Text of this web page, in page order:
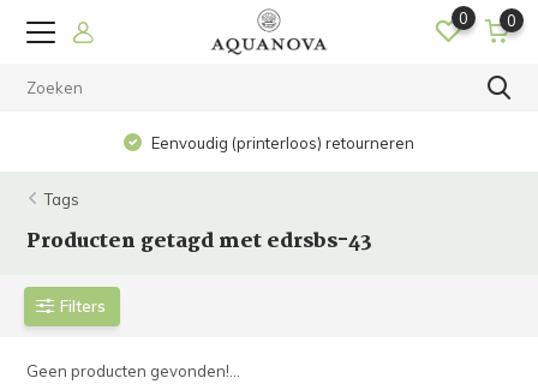
0 0
Eenvoudig (printerloos) retourneren
Tags
Producten getagd met edrsbs-43
Filters
Geen producten gevonden!...